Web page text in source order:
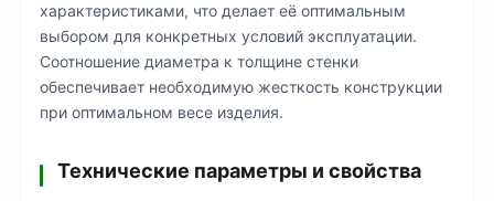
характеристиками, что делает её оптимальным
выбором для конкретных условий эксплуатации.
Соотношение диаметра к толщине стенки
обеспечивает необходимую жесткость конструкции
при оптимальном весе изделия.
Технические параметры и свойства